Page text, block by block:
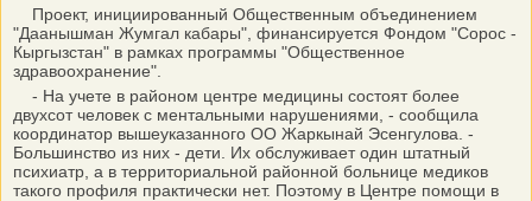
Проект, инициированный Общественным объединением
"Даанышман Жумгал кабары", финансируется Фондом "Сорос -
Кыргызстан" в рамках программы "Общественное
здравоохранение".
- На учете в районом центре медицины состоят более
двухсот человек с ментальными нарушениями, - сообщила
координатор вышеуказанного ОО Жаркынай Эсенгулова. -
Большинство из них - дети. Их обслуживает один штатный
психиатр, а в территориальной районной больнице медиков
такого профиля практически нет. Поэтому в Центре помощи в